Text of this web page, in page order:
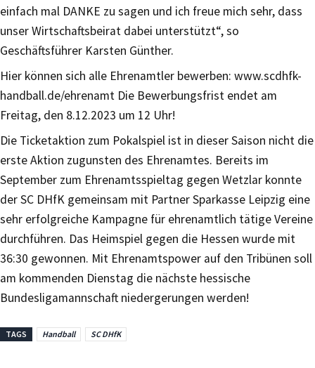
einfach mal DANKE zu sagen und ich freue mich sehr, dass
unser Wirtschaftsbeirat dabei unterstützt“, so
Geschäftsführer Karsten Günther.
Hier können sich alle Ehrenamtler bewerben: www.scdhfk-
handball.de/ehrenamt Die Bewerbungsfrist endet am
Freitag, den 8.12.2023 um 12 Uhr!
Die Ticketaktion zum Pokalspiel ist in dieser Saison nicht die
erste Aktion zugunsten des Ehrenamtes. Bereits im
September zum Ehrenamtsspieltag gegen Wetzlar konnte
der SC DHfK gemeinsam mit Partner Sparkasse Leipzig eine
sehr erfolgreiche Kampagne für ehrenamtlich tätige Vereine
durchführen. Das Heimspiel gegen die Hessen wurde mit
36:30 gewonnen. Mit Ehrenamtspower auf den Tribünen soll
am kommenden Dienstag die nächste hessische
Bundesligamannschaft niedergerungen werden!
TAGS Handball SC DHfK